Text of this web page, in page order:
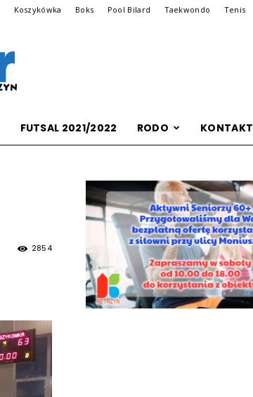
Koszykówka Boks Pool Bilard Taekwondo Tenis
FUTSAL 2021/2022 RODO KONTAKT
2854